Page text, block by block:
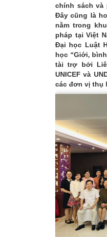
chính sách và
Đây cũng là
nằm trong
pháp tại Việt
Đại học Luật
học “Giới,
tài trợ bởi
UNICEF và
các đơn vị thụ